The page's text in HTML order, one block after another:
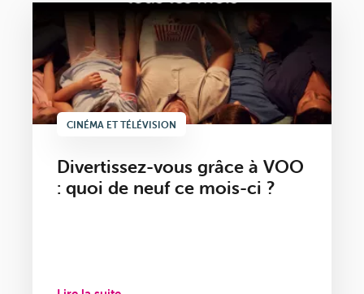
CINÉMA ET TÉLÉVISION
Divertissez-vous grâce à VOO
: quoi de neuf ce mois-ci ?